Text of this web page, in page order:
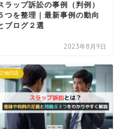
ラップ訴訟の事例（判例）
つを整理｜最新事例の動向
ブログ２選
2023年8月9日
労働問題